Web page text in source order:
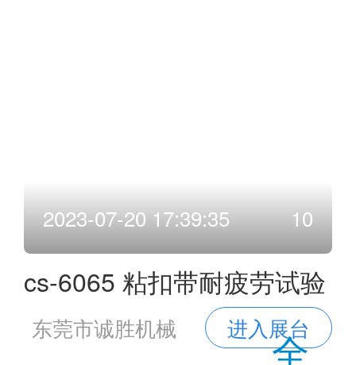
2023-07-20 17:39:35 10
cs-6065 粘扣带耐疲劳试验
机
东莞市诚胜机械
进入展台
全